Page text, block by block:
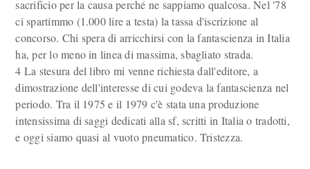
sacrificio per la causa perché ne sappiamo qualcosa. Nel '78
ci spartimmo (1.000 lire a testa) la tassa d'iscrizione al
concorso. Chi spera di arricchirsi con la fantascienza in Italia
ha, per lo meno in linea di massima, sbagliato strada.
4 La stesura del libro mi venne richiesta dall'editore, a
dimostrazione dell'interesse di cui godeva la fantascienza nel
periodo. Tra il 1975 e il 1979 c'è stata una produzione
intensissima di saggi dedicati alla sf, scritti in Italia o tradotti,
e oggi siamo quasi al vuoto pneumatico. Tristezza.